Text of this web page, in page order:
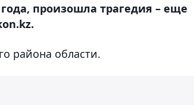
произошла трагедия – еще
района области.